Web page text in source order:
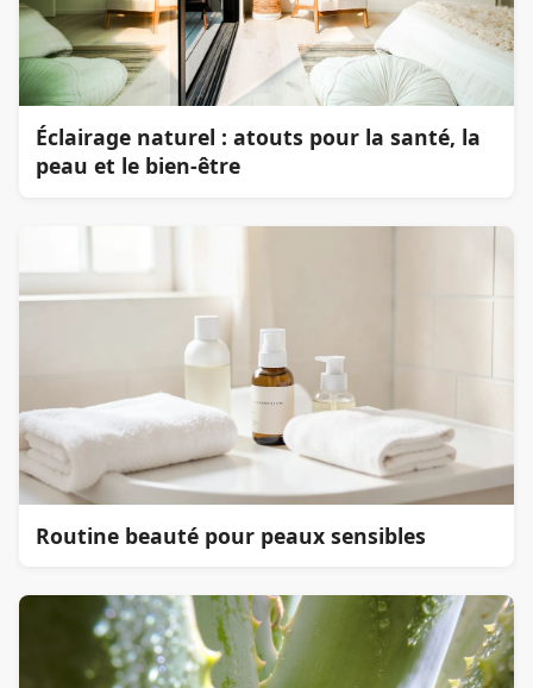
Éclairage naturel : atouts pour la santé, la
peau et le bien-être
Routine beauté pour peaux sensibles